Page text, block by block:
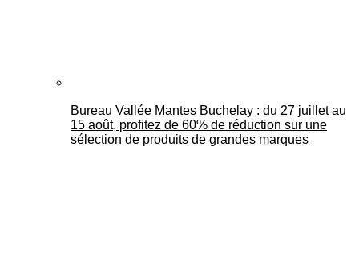
Bureau Vallée Mantes Buchelay : du 27 juillet au
15 août, profitez de 60% de réduction sur une
sélection de produits de grandes marques